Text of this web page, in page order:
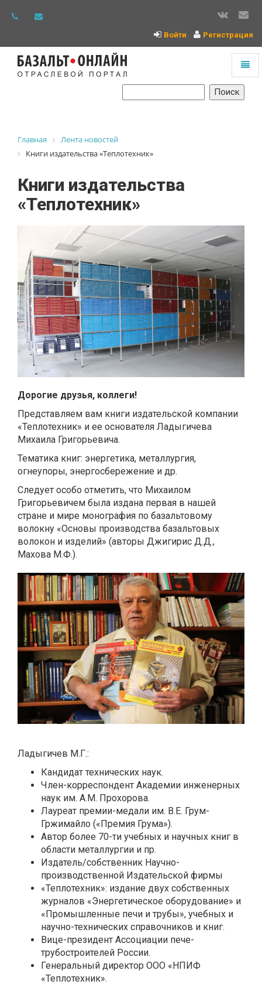
Войти Регистрация
Главная
Лента новостей
Книги издательства «Теплотехник»
Книги издательства
«Теплотехник»
Дорогие друзья, коллеги!
Представляем вам книги издательской компании
«Теплотехник» и ее основателя Ладыгичева
Михаила Григорьевича.
Тематика книг: энергетика, металлургия,
огнеупоры, энергосбережение и др.
Следует особо отметить, что Михаилом
Григорьевичем была издана первая в нашей
стране и мире монография по базальтовому
волокну «Основы производства базальтовых
волокон и изделий» (авторы Джигирис Д.Д.,
Махова М.Ф.).
Ладыгичев М.Г.:
Кандидат технических наук.
Член-корреспондент Академии инженерных
наук им. А.М. Прохорова.
Лауреат премии-медали им. В.Е. Грум-
Гржимайло («Премия Грума»).
Автор более 70-ти учебных и научных книг в
области металлургии и пр.
Издатель/собственник Научно-
производственной Издательской фирмы
«Теплотехник»: издание двух собственных
журналов «Энергетическое оборудование» и
«Промышленные печи и трубы», учебных и
научно-технических справочников и книг.
Вице-президент Ассоциации пече-
трубостроителей России.
Генеральный директор ООО «НПИФ
«Теплотехник».